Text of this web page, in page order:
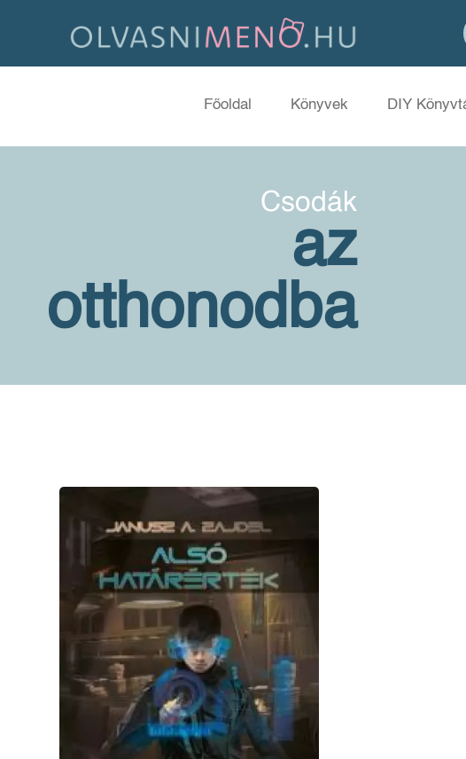
Főoldal Könyvek DIY
Csodák
az
otthonodba